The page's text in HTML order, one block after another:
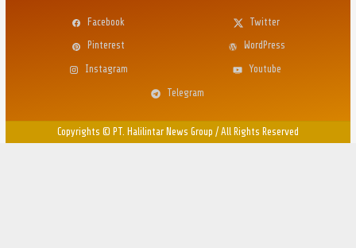
Facebook
Twitter
Pinterest
WordPress
Instagram
Youtube
Telegram
Copyrights © PT. Halilintar News Group / All Rights Reserved